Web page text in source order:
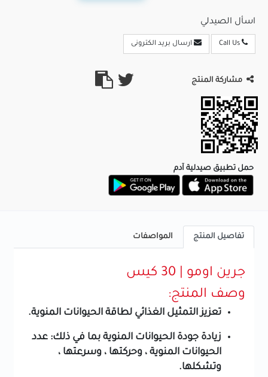
اسأل الصيدلي
ارسال بريد الكترونى
مشاركة المنتج
حمل تطبيق صيدلية آدم
تفاصيل المنتج المواصفات
جرين اومو | 30 كيس
وصف المنتج:
تعزيز التمثيل الغذائي لطاقة الحيوانات المنوية.
زيادة جودة الحيوانات المنوية بما في ذلك: عدد
الحيوانات المنوية ، وحركتها ، وسرعتها ،
وتشكلها.